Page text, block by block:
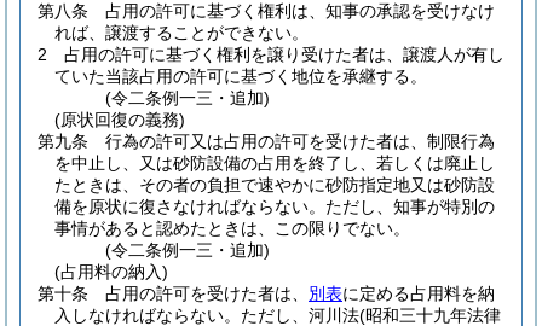
第八条
占用の許可に基づく権利は、知事の承認を受けなけ
れば、譲渡することができない。
2
占用の許可に基づく権利を譲り受けた者は、譲渡人が有し
ていた当該占用の許可に基づく地位を承継する。
(令二条例一三・追加)
(原状回復の義務)
第九条
行為の許可又は占用の許可を受けた者は、制限行為
を中止し、又は砂防設備の占用を終了し、若しくは廃止し
たときは、その者の負担で速やかに砂防指定地又は砂防設
備を原状に復さなければならない。 ただし、知事が特別の
事情があると認めたときは、この限りでない。
(令二条例一三・追加)
(占用料の納入)
第十条
占用の許可を受けた者は、 別表に定める占用料を納
入しなければならない。 ただし、河川法(昭和三十九年法律